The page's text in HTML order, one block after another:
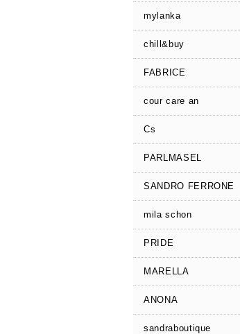
mylanka
chill&buy
FABRICE
cour care an
Cs
PARLMASEL
SANDRO FERRONE
mila schon
PRIDE
MARELLA
ANONA
sandraboutique